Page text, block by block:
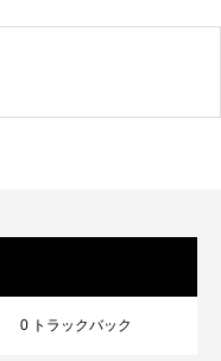
0 トラックバック